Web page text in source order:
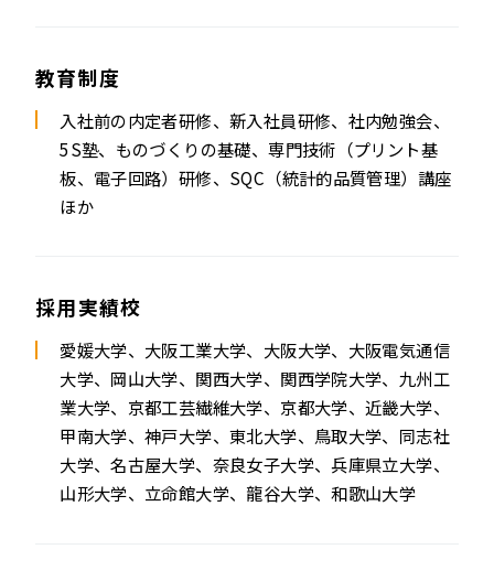
教育制度
入社前の内定者研修、新入社員研修、社内勉強会、
5S塾、ものづくりの基礎、専門技術（プリント基
板、電子回路）研修、SQC（統計的品質管理）講座
ほか
採用実績校
愛媛大学、大阪工業大学、大阪大学、大阪電気通信
大学、岡山大学、関西大学、関西学院大学、九州工
業大学、京都工芸繊維大学、京都大学、近畿大学、
甲南大学、神戸大学、東北大学、鳥取大学、同志社
大学、名古屋大学、奈良女子大学、兵庫県立大学、
山形大学、立命館大学、龍谷大学、和歌山大学